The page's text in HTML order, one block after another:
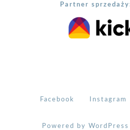
Partner
Facebook Instagram
Powered by WordPress